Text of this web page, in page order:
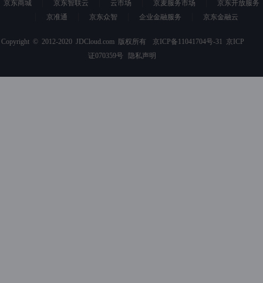
京东商城 京东智联云 云市场 京麦服务市场
京东开放服务
京准通
京东众智 企业金融服务 京东金融云
Copyright © 2012-2020 JDCloud.com 版权所有 京ICP备11041704号-31 京ICP
证070359号
隐私声明